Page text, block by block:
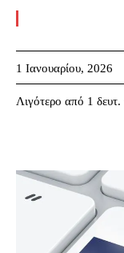
1 Ιανουαρίου, 2026
Λιγότερο από 1 δευτ.